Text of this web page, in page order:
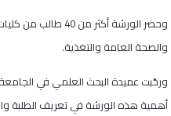
وحضر الورشة أكثر
والصحة العامة والتغذية.
ورحّبت عميدة البحث العلمي في
أهمية هذه الورشة في تعريف الطلبة